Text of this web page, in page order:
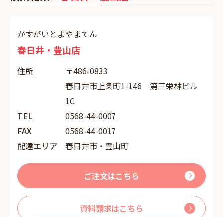
かすがいとよやまてん
春日井・豊山店
住所
〒486-0833
春日井市上条町1-146 第三栄林ビル
1C
TEL
0568-44-0007
FAX
0568-44-0017
配達エリア
春日井市・豊山町
ご注文はこちら
資料請求はこちら